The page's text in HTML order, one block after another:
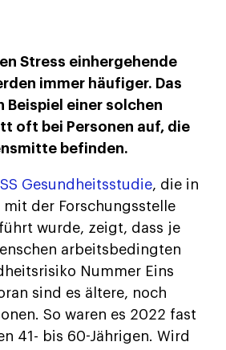
Stress einhergehende
immer häufiger. Das
Beispiel einer solchen
oft bei Personen auf, die
befinden.
Gesundheitsstudie, die in
der Forschungsstelle
wurde, zeigt, dass je
arbeitsbedingten
Nummer Eins
sind es ältere, noch
So waren es 2022 fast
41- bis 60-Jährigen. Wird